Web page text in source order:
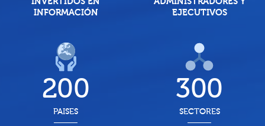
INFORMACIÓN
EJECUTIVOS
200
PAISES
300
SECTORES